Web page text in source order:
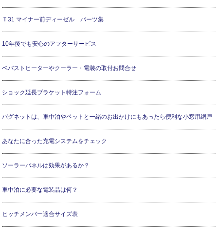
Ｔ31 マイナー前ディーゼル パーツ集
10年後でも安心のアフターサービス
ベバストヒーターやクーラー・電装の取付お問合せ
ショック延長ブラケット特注フォーム
バグネットは、車中泊やペットと一緒のお出かけにもあったら便利な小窓用網戸
あなたに合った充電システムをチェック
ソーラーパネルは効果があるか？
車中泊に必要な電装品は何？
ヒッチメンバー適合サイズ表